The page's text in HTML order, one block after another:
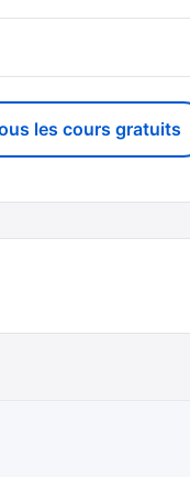
les cours gratuits